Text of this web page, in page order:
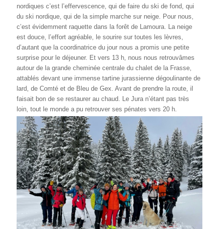
nordiques c’est l’effervescence, qui de faire du ski de fond, qui
du ski nordique, qui de la simple marche sur neige. Pour nous,
c’est évidemment raquette dans la forêt de Lamoura. La neige
est douce, l’effort agréable, le sourire sur toutes les lèvres,
d’autant que la coordinatrice du jour nous a promis une petite
surprise pour le déjeuner. Et vers 13 h, nous nous retrouvâmes
autour de la grande cheminée centrale du chalet de la Frasse,
attablés devant une immense tartine jurassienne dégoulinante de
lard, de Comté et de Bleu de Gex. Avant de prendre la route, il
faisait bon de se restaurer au chaud. Le Jura n’étant pas très
loin, tout le monde a pu retrouver ses pénates vers 20 h.